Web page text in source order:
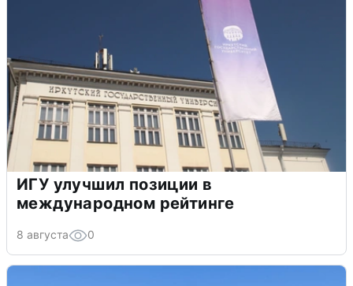
ИГУ улучшил позиции в
международном рейтинге
8 августа 0